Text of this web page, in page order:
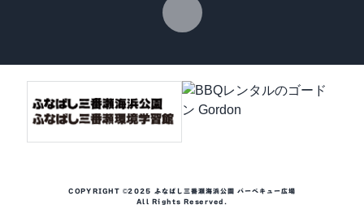
COPYRIGHT ©2025 ふなばし三番瀬海浜公園 バーベキュー広場
All Rights Reserved.